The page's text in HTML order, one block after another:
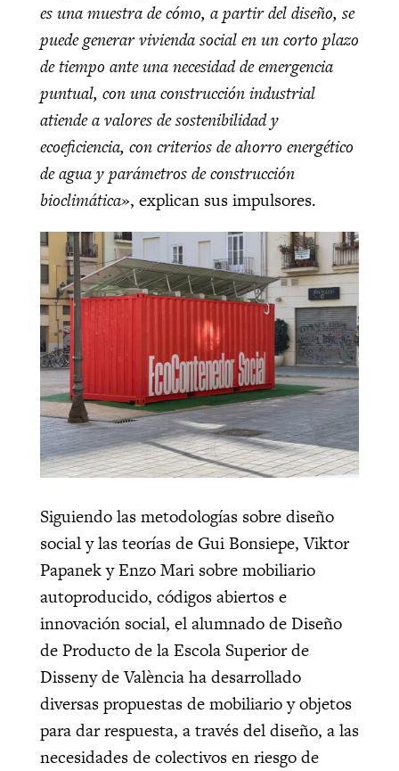
es una muestra de cómo, a partir del diseño, se
puede generar vivienda social en un corto plazo
de tiempo ante una necesidad de emergencia
puntual, con una construcción industrial
atiende a valores de sostenibilidad y
ecoeficiencia, con criterios de ahorro energético
de agua y parámetros de construcción
bioclimática», explican sus impulsores.
Siguiendo las metodologías sobre diseño
social y las teorías de Gui Bonsiepe, Viktor
Papanek y Enzo Mari sobre mobiliario
autoproducido, códigos abiertos e
innovación social, el alumnado de Diseño
de Producto de la Escola Superior de
Disseny de València ha desarrollado
diversas propuestas de mobiliario y objetos
para dar respuesta, a través del diseño, a las
necesidades de colectivos en riesgo de